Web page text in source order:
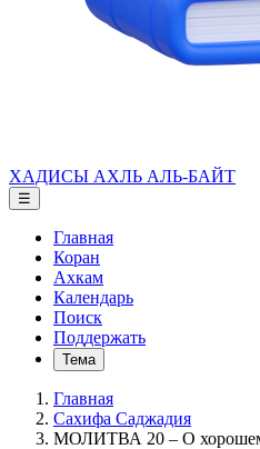
ХАДИСЫ АХЛЬ АЛЬ-БАЙТ
☰
Главная
Коран
Ахкам
Календарь
Поиск
Поддержать
Тема
Главная
Сахифа Саджадия
МОЛИТВА 20 – О хорошем